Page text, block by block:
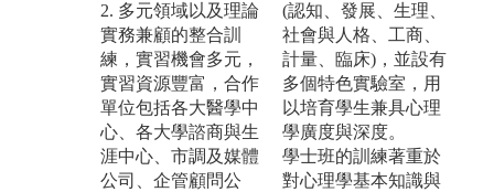
2. 多元領域以及理論
實務兼顧的整合訓
練，實習機會多元，
實習資源豐富，合作
單位包括各大醫學中
心、各大學諮商與生
涯中心、市調及媒體
公司、企管顧問公
(認知、發展、生理、
社會與人格、工商、
計量、臨床)，並設有
多個特色實驗室，用
以培育學生兼具心理
學廣度與深度。
學士班的訓練著重於
對心理學基本知識與